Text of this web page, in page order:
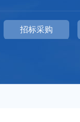
招标采购